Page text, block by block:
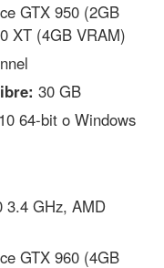
GTX 950 (2GB
XT (4GB VRAM)
30 GB
64-bit o Windows
3.4 GHz, AMD
GTX 960 (4GB